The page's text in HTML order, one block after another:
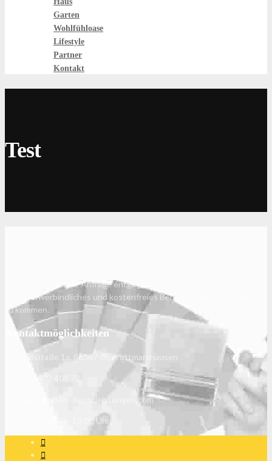
Garten
Wohlfühloase
Lifestyle
Partner
Kontakt
Test
Wir freuen uns Ihre Anfrage entgegen zu nehmen. Gerne jederzeit
für ein unverbindliches und kostenfreies Beratungsgespräch auf uns
zu kommen.
Kontaktmöglichkeiten
Ahornstraße 1a, 86507 Oberottmarshausen
0176 / 402 409 72
info@boenisch-dienstleistungen.com
Mo - Sa: 08:00 - 18:00 Uhr